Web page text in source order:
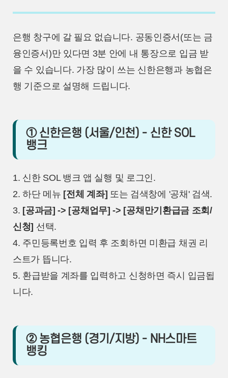
은행 창구에 갈 필요 없습니다. 공동인증서(또는 금
융인증서)만 있다면 3분 안에 내 통장으로 입금 받
을 수 있습니다. 가장 많이 쓰는 신한은행과 농협은
행 기준으로 설명해 드립니다.
① 신한은행 (서울/인천) - 신한 SOL
뱅크
1. 신한 SOL 뱅크 앱 실행 및 로그인.
2. 하단 메뉴 [전체 계좌] 또는 검색창에 '공채' 검색.
3. [공과금] -> [공채업무] -> [공채만기환급금 조회/
신청] 선택.
4. 주민등록번호 입력 후 조회하면 미환급 채권 리
스트가 뜹니다.
5. 환급받을 계좌를 입력하고 신청하면 즉시 입금됩
니다.
② 농협은행 (경기/지방) - NH스마트
뱅킹